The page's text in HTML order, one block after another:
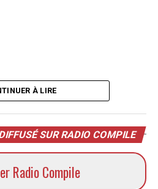
À LIRE
SUR RADIO COMPILE
Radio Compile